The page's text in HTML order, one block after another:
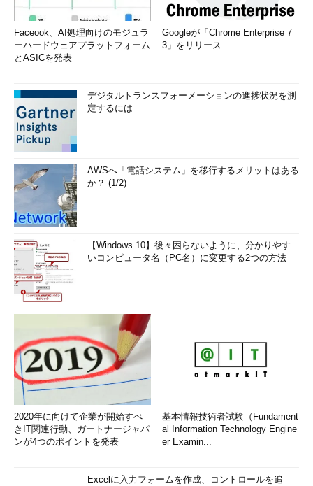
Faceook、AI処理向けのモジュラ
ーハードウェアプラットフォーム
とASICを発表
Googleが「Chrome Enterprise 7
3」をリリース
デジタルトランスフォーメーションの進捗状況を測
定するには
AWSへ「電話システム」を移行するメリットはある
か？ (1/2)
【Windows 10】後々困らないように、分かりやす
いコンピュータ名（PC名）に変更する2つの方法
2020年に向けて企業が開始すべ
きIT関連行動、ガートナージャパ
ンが4つのポイントを発表
基本情報技術者試験（Fundament
al Information Technology Engine
er Examin...
Excelに入力フォームを作成、コントロールを追